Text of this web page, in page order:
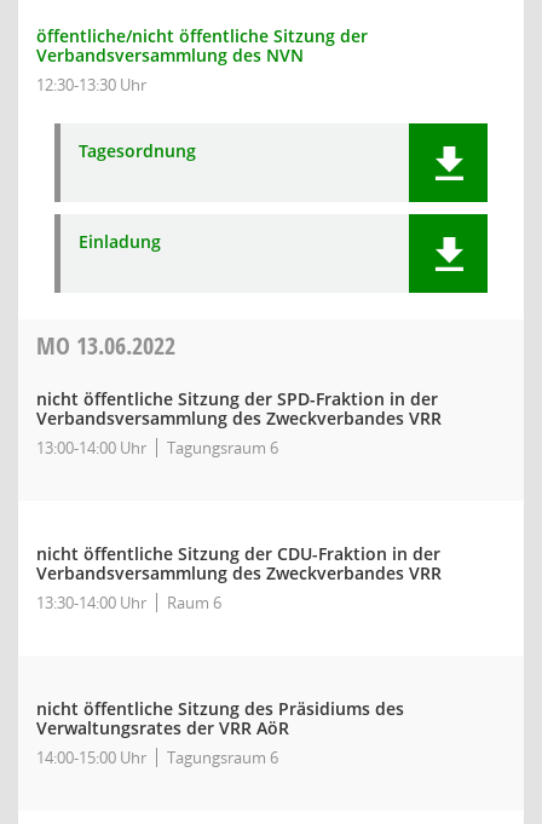
öffentliche/nicht öffentliche Sitzung der
Verbandsversammlung des NVN
12:30-13:30 Uhr
Tagesordnung
Einladung
MO 13.06.2022
nicht öffentliche Sitzung der SPD-Fraktion in der
Verbandsversammlung des Zweckverbandes VRR
13:00-14:00 Uhr Tagungsraum 6
nicht öffentliche Sitzung der CDU-Fraktion in der
Verbandsversammlung des Zweckverbandes VRR
13:30-14:00 Uhr Raum 6
nicht öffentliche Sitzung des Präsidiums des
Verwaltungsrates der VRR AöR
14:00-15:00 Uhr Tagungsraum 6